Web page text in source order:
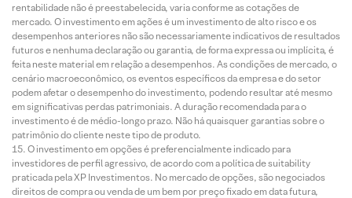
rentabilidade não é preestabelecida, varia conforme as cotações de
mercado. O investimento em ações é um investimento de alto risco e os
desempenhos anteriores não são necessariamente indicativos de resultados
futuros e nenhuma declaração ou garantia, de forma expressa ou implícita, é
feita neste material em relação a desempenhos. As condições de mercado, o
cenário macroeconômico, os eventos específicos da empresa e do setor
podem afetar o desempenho do investimento, podendo resultar até mesmo
em significativas perdas patrimoniais. A duração recomendada para o
investimento é de médio-longo prazo. Não há quaisquer garantias sobre o
patrimônio do cliente neste tipo de produto.
O investimento em opções é preferencialmente indicado para
investidores de perfil agressivo, de acordo com a política de suitability
praticada pela XP Investimentos. No mercado de opções, são negociados
direitos de compra ou venda de um bem por preço fixado em data futura,